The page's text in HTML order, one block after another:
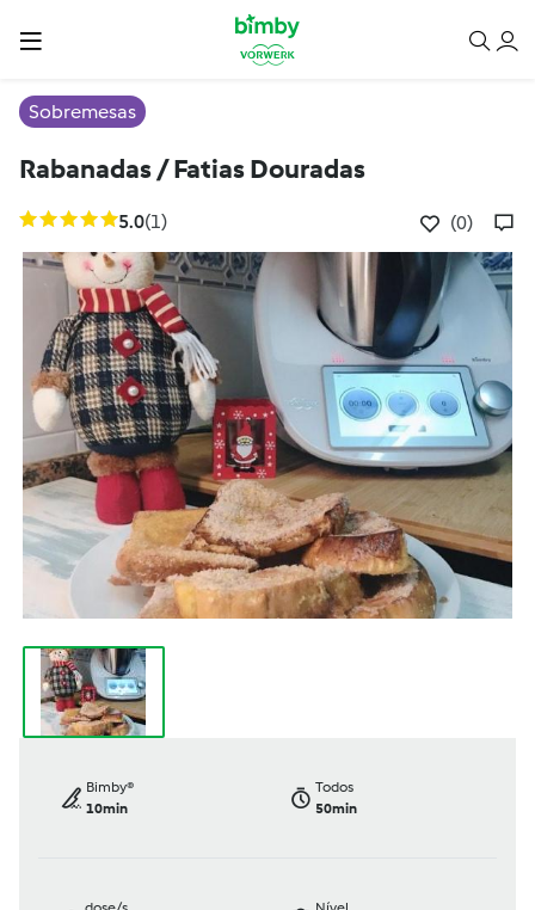
Sobremesas
Rabanadas / Fatias Douradas
5.0(1) (0)
Bimby®
10min
Todos
50min